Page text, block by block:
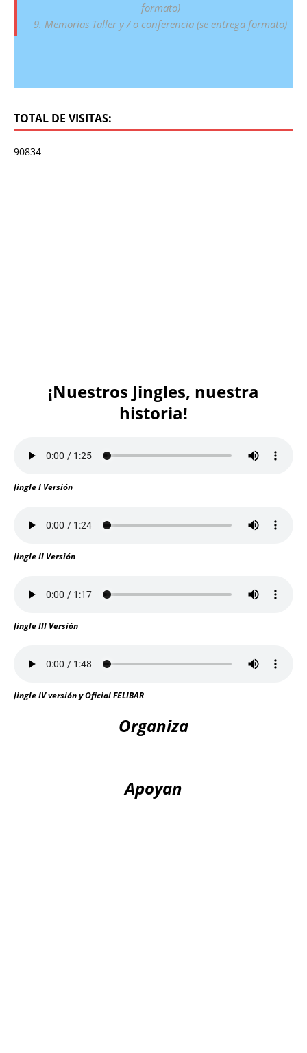
formato)
9. Memorias Taller y / o conferencia (se entrega formato)
TOTAL DE VISITAS:
90834
¡Nuestros Jingles, nuestra
historia!
Jingle I Versión
Jingle II Versión
Jingle III Versión
Jingle IV versión y Oficial FELIBAR
Organiza
Apoyan